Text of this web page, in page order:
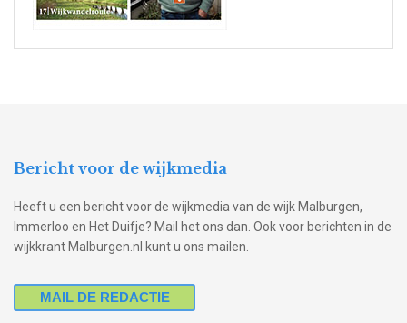
Bericht voor de wijkmedia
Heeft u een bericht voor de wijkmedia van de wijk Malburgen,
Immerloo en Het Duifje? Mail het ons dan. Ook voor berichten in de
wijkkrant Malburgen.nl kunt u ons mailen.
MAIL DE REDACTIE